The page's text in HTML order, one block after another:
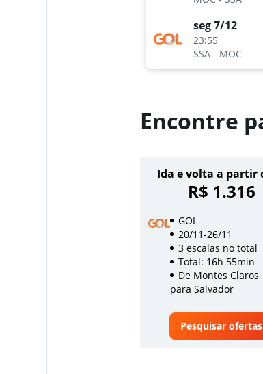
seg 7/12
23:55
SSA- MOC
Encontre
Ida e volta a partir
R$ 1.316
GOL
20/11-26/11
3 escalas no total
Total: 16h 55min
De Montes Claros
para Salvador
Pesquisar ofertas